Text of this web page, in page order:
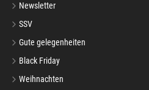
Newsletter
SSV
Gute gelegenheiten
Black Friday
Weihnachten